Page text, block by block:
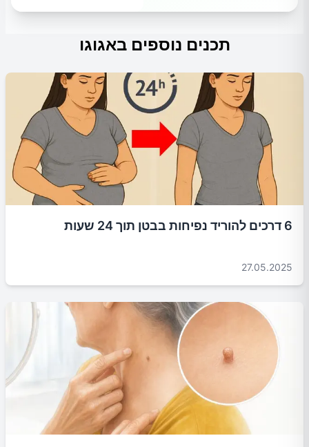
תכנים נוספים באגוגו
6 דרכים להוריד נפיחות בבטן תוך 24 שעות
27.05.2025